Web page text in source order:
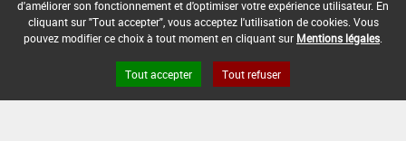
DATE DE FIN D'UTILISATION :
-
d'améliorer son fonctionnement et d'optimiser votre expérience utilisateur. En
cliquant sur "Tout accepter", vous acceptez l'utilisation de cookies. Vous
pouvez modifier ce choix à tout moment en cliquant sur Mentions légales
Tout accepter Tout refuser